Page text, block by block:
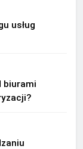
usług
biurami